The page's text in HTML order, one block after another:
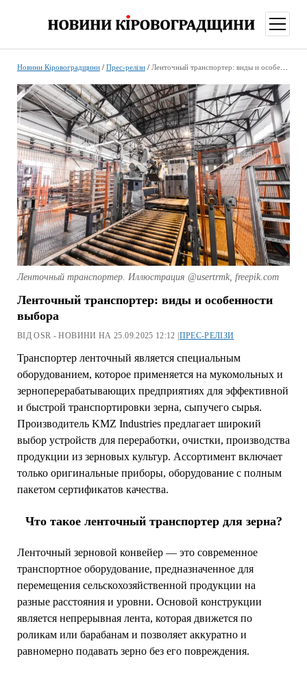
меню
Новини Кіровоградщини/ Прес-релізи/ Ленточный транспортер: виды и особенности выбора
Ленточный транспортер. Иллюстрация @usertrmk, freepik.com
Ленточный транспортер: виды и особенности
выбора
ВІД OSR - НОВИНИ НА 25.09.2025 12:12 | ПРЕС-РЕЛІЗИ
Транспортер ленточный является специальным
оборудованием, которое применяется на мукомольных и
зерноперерабатывающих предприятиях для эффективной
и быстрой транспортировки зерна, сыпучего сырья.
Производитель KMZ Industries предлагает широкий
выбор устройств для переработки, очистки, производства
продукции из зерновых культур. Ассортимент включает
только оригинальные приборы, оборудование с полным
пакетом сертификатов качества.
Что такое ленточный транспортер для зерна?
Ленточный зерновой конвейер — это современное
транспортное оборудование, предназначенное для
перемещения сельскохозяйственной продукции на
разные расстояния и уровни. Основой конструкции
является непрерывная лента, которая движется по
роликам или барабанам и позволяет аккуратно и
равномерно подавать зерно без его повреждения.